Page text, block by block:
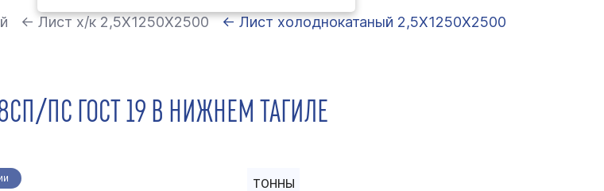
← Лист х/к 2,5Х1250Х2500
← Лист холоднокатаный 2,5Х1250Х2500
ПС ГОСТ 19 В НИЖНЕМ ТАГИЛЕ
ТОННЫ